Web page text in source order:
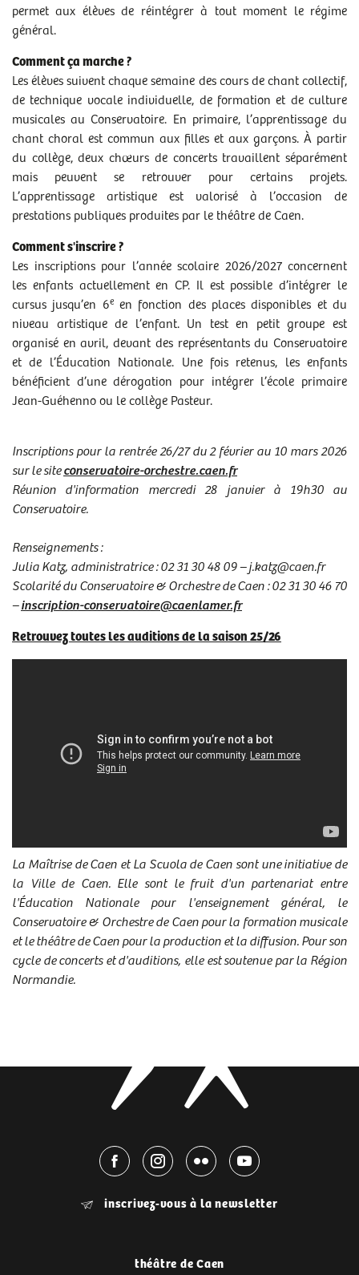
permet aux élèves de réintégrer à tout moment le régime
général.
Comment ça marche ?
Les élèves suivent chaque semaine des cours de chant collectif,
de technique vocale individuelle, de formation et de culture
musicales au Conservatoire. En primaire, l’apprentissage du
chant choral est commun aux filles et aux garçons. À partir
du collège, deux chœurs de concerts travaillent séparément
mais peuvent se retrouver pour certains projets.
L’apprentissage artistique est valorisé à l’occasion de
prestations publiques produites par le théâtre de Caen.
Comment s'inscrire ?
Les inscriptions pour l’année scolaire 2026/2027 concernent
les enfants actuellement en CP. Il est possible d’intégrer le
cursus jusqu’en 6een fonction des places disponibles et du
niveau artistique de l’enfant. Un test en petit groupe est
organisé en avril, devant des représentants du Conservatoire
et de l’Éducation Nationale. Une fois retenus, les enfants
bénéficient d’une dérogation pour intégrer l’école primaire
Jean-Guéhenno ou le collège Pasteur.
Inscriptions pour la rentrée 26/27 du 2 février au 10 mars 2026
sur le siteconservatoire-orchestre.caen.fr
Réunion d'information mercredi 28 janvier à 19h30 au
Conservatoire.
Renseignements :
Julia Katz, administratrice : 02 31 30 48 09 – j.katz@caen.fr
Scolarité du Conservatoire & Orchestre de Caen : 02 31 30 46 70
–inscription-conservatoire@caenlamer.fr
Retrouvez toutes les auditions de la saison 25/26
La Maîtrise de Caen et La Scuola de Caen sont une initiative de
la Ville de Caen. Elle sont le fruit d'un partenariat entre
l'Éducation Nationale pour l'enseignement général, le
Conservatoire & Orchestre de Caen pour la formation musicale
et le théâtre de Caen pour la production et la diffusion. Pour son
cycle de concerts et d'auditions, elle est soutenue par la Région
Normandie.
inscrivez-vous à la newsletter
théâtre de Caen